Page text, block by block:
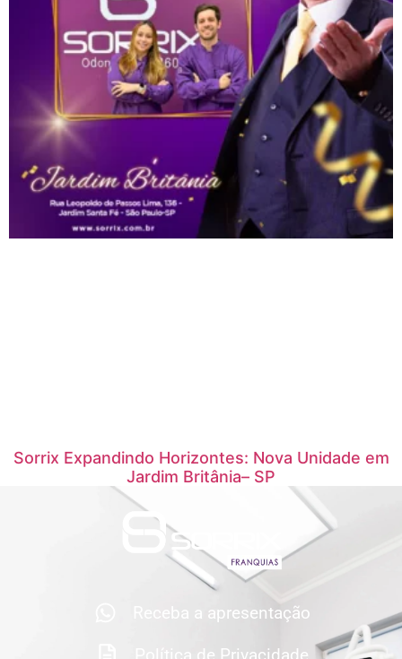
Sorrix Expandindo Horizontes: Nova Unidade em
Jardim Britânia– SP
Receba a apresentação